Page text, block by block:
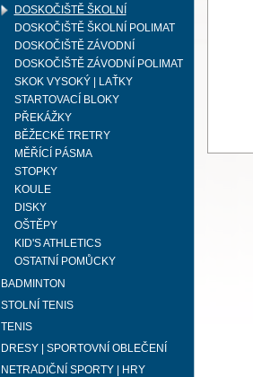
DOSKOČIŠTĚ ŠKOLNÍ
DOSKOČIŠTĚ ŠKOLNÍ POLIMAT
DOSKOČIŠTĚ ZÁVODNÍ
DOSKOČIŠTĚ ZÁVODNÍ POLIMAT
SKOK VYSOKÝ | LAŤKY
STARTOVACÍ BLOKY
PŘEKÁŽKY
BĚŽECKÉ TRETRY
MĚŘÍCÍ PÁSMA
STOPKY
KOULE
DISKY
OŠTĚPY
KID'S ATHLETICS
OSTATNÍ POMŮCKY
BADMINTON
STOLNÍ TENIS
TENIS
DRESY | SPORTOVNÍ OBLEČENÍ
NETRADIČNÍ SPORTY | HRY